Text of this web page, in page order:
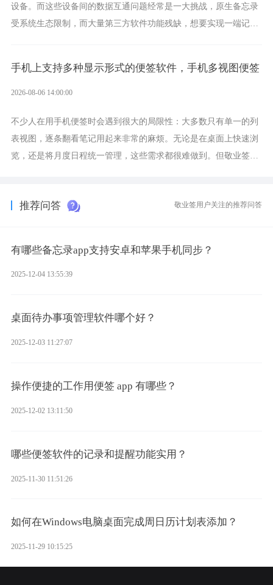
设备。而这些设备间的数据互通问题经常是一大挑战，原生备忘录
受系统生态限制，而大量第三方软件功能残缺，想要实现一端记
手机上支持多种显示形式的便签软件，手机多视图便签
2026-08-06 14:00:00
不少人在用手机便签时会遇到很大的局限性：大多数只有单一的列
表视图，逐条翻看笔记用起来非常的麻烦。无论是在桌面上快速浏
览，还是将月度日程统一管理，这些需求都很难做到。但敬业签作
推荐问答 敬业签用户关注的推荐问答
有哪些备忘录app支持安卓和苹果手机同步？
2025-12-04 13:55:39
桌面待办事项管理软件哪个好？
2025-12-03 11:27:07
操作便捷的工作用便签 app 有哪些？
2025-12-02 13:11:50
哪些便签软件的记录和提醒功能实用？
2025-11-30 11:51:26
如何在Windows电脑桌面完成周日历计划表添加？
2025-11-29 10:15:25